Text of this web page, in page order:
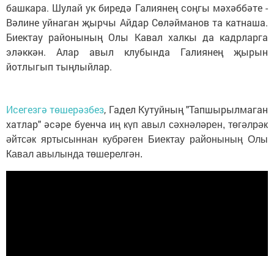
башкара. Шулай ук биредә Галиянең соңгы мәхәббәте -
Вәлине уйнаган җырчы Айдар Сөләйманов та катнаша.
Биектау районының Олы Кавал халкы да кадрларга
эләккән. Алар авыл клубында Галиянең җырын
йотлыгып тыңлыйлар.
Исегезгә төшерәзбез, Гадел Кутуйның "Тапшырылмаган
хатлар" әсәре буенча иң күп авыл сәхнәләрен, төгәлрәк
әйтсәк яртысыннан кубрәген Биектау районының Олы
Кавал авылында төшерелгән.